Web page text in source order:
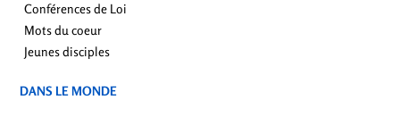
Conférences de Loi
Mots du coeur
Jeunes disciples
DANS LE MONDE